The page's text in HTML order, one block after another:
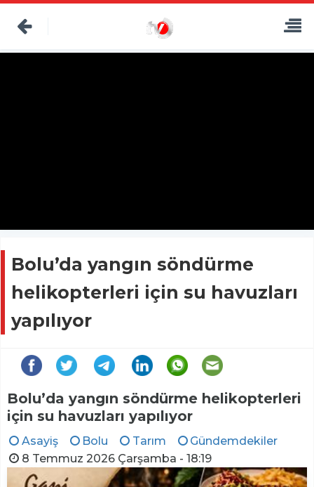
Bolu’da yangın söndürme
helikopterleri için su havuzları
yapılıyor
Bolu’da yangın söndürme helikopterleri
için su havuzları yapılıyor
Asayiş Bolu Tarım
Gündemdekiler
8 Temmuz 2026 Çarşamba - 18:19